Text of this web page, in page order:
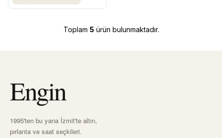
Toplam 5 ürün bulunmaktadır.
Engin
1995'ten bu yana İzmit'te altın,
pırlanta ve saat seçkileri.